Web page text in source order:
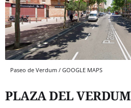
Paseo de Verdum / GOOGLE MAPS
PLAZA DEL VERDUM